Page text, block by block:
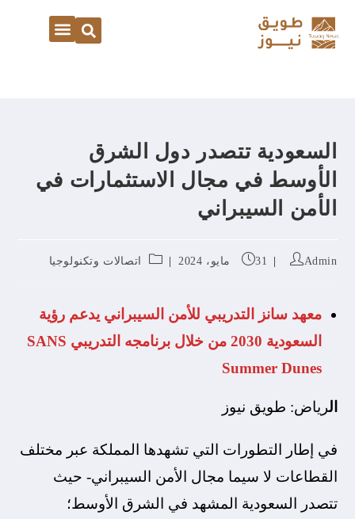
السعودية تتصدر دول الشرق
الأوسط في مجال الاستثمارات في
الأمن السيبراني
Admin 31 مايو، 2024 اتصالات وتكنولوجيا
معهد سانز التدريبي للأمن السيبراني يدعم رؤية
السعودية 2030 من خلال برنامجه التدريبي SANS
Summer Dunes
الرياض: طويق نيوز
في إطار التطورات التي تشهدها المملكة عبر مختلف
القطاعات لا سيما مجال الأمن السيبراني- حيث
تتصدر السعودية المشهد في الشرق الأوسط؛